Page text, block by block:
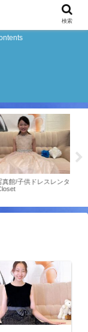
/子供ドレスレンタ
検索